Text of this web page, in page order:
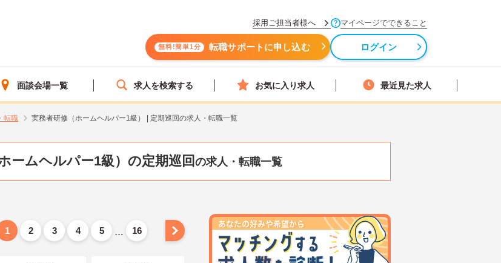
採用ご担当者様へ マイページでできること
無料!簡単1分 転職サポートに申し込む ログイン
面談会場一覧 求人を検索する お気に入り求人 最近見た求人
転職 実務者研修（ホームヘルパー1級） | 定期巡回の求人・転職一覧
ームヘルパー1級）の定期巡回 の求人・転職一覧
1 2 3 4 5 … 16